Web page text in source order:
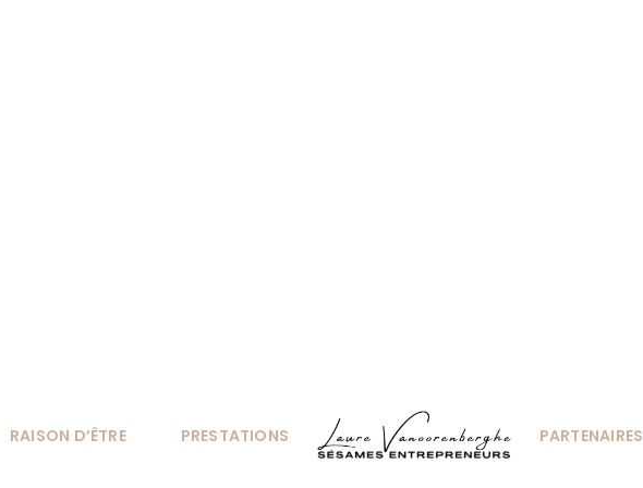
RAISON D’ÊTRE PRESTATIONS PARTENAIRES